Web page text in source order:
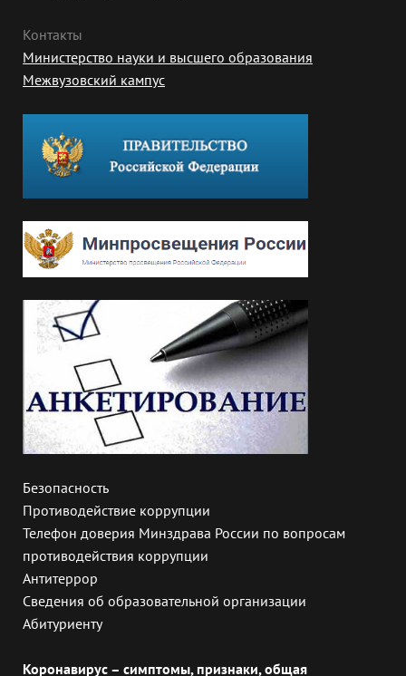
Контакты
Министерство науки и высшего образования
Межвузовский кампус
Безопасность
Противодействие коррупции
Телефон доверия Минздрава России по вопросам
противодействия коррупции
Антитеррор
Сведения об образовательной организации
Абитуриенту
Коронавирус – симптомы, признаки, общая